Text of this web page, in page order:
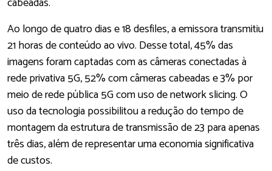
Ao longo de quatro dias e 18 desfiles, a emissora transmitiu
21 horas de conteúdo ao vivo. Desse total, 45% das
imagens foram captadas com as câmeras conectadas à
rede privativa 5G, 52% com câmeras cabeadas e 3% por
meio de rede pública 5G com uso de network slicing. O
uso da tecnologia possibilitou a redução do tempo de
montagem da estrutura de transmissão de 23 para apenas
três dias, além de representar uma economia significativa
de custos.